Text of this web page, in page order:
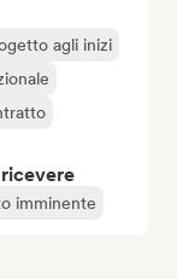
agli inizi
imminente